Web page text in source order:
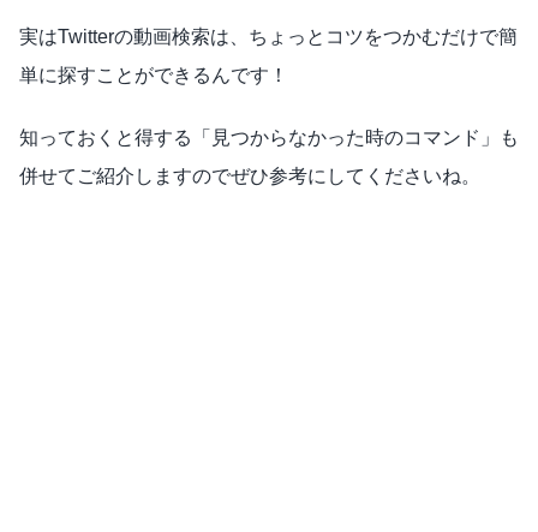
実はTwitterの動画検索は、ちょっとコツをつかむだけで簡
単に探すことができるんです！
知っておくと得する「見つからなかった時のコマンド」も
併せてご紹介しますのでぜひ参考にしてくださいね。